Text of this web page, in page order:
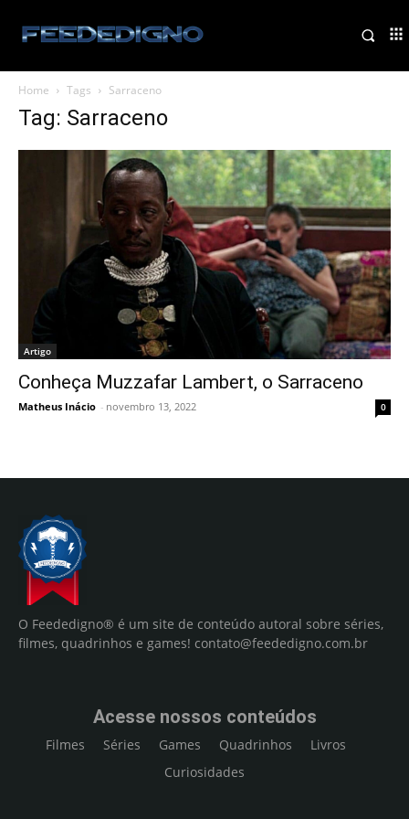
Home Tags Sarraceno
Tag: Sarraceno
Artigo
Conheça Muzzafar Lambert, o Sarraceno
Matheus Inácio - novembro 13, 2022 0
O Feededigno® é um site de conteúdo autoral sobre séries,
filmes, quadrinhos e games! contato@feededigno.com.br
Acesse nossos conteúdos
Filmes Séries Games Quadrinhos
Livros
Curiosidades